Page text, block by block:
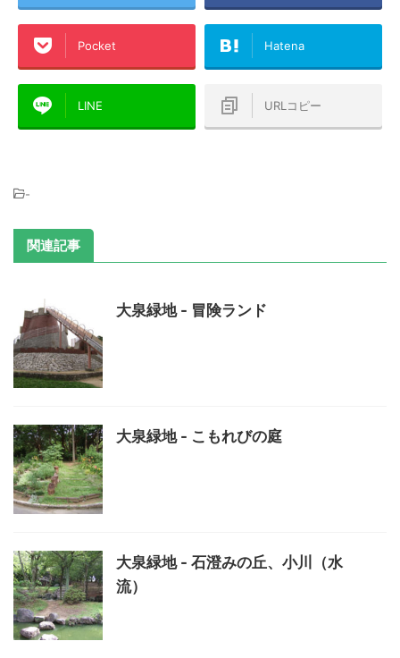
Pocket Hatena
LINE URLコピー
-
関連記事
大泉緑地 - 冒険ランド
大泉緑地 - こもれびの庭
大泉緑地 - 石澄みの丘、小川（水
流）